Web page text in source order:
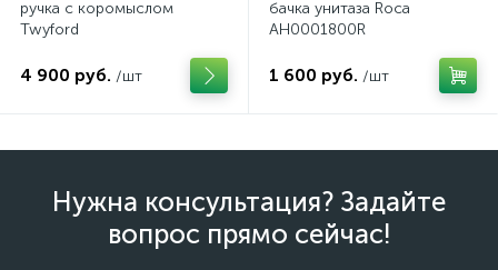
ручка с коромыслом
Twyford
4 900 руб. /шт
бачка унитаза Roca
AH0001800R
1 600 руб. /шт
Нужна консультация? Задайте
вопрос прямо сейчас!